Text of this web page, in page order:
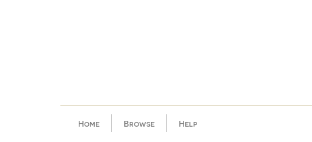
Home Browse Help